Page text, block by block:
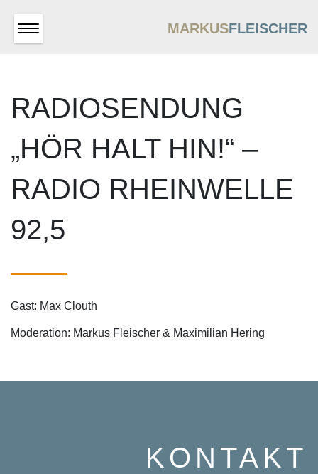
MARKUSFLEISCHER
RADIOSENDUNG
„HÖR HALT HIN!“ –
RADIO RHEINWELLE
92,5
Gast: Max Clouth
Moderation: Markus Fleischer & Maximilian Hering
KONTAKT